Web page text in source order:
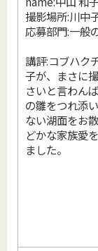
撮影場所:川中
応募部門:一般
講評:コブハク
子が、まさに
さいと言わん
の雛をつれ添
ない湖面をお
どかな家族愛
ました。